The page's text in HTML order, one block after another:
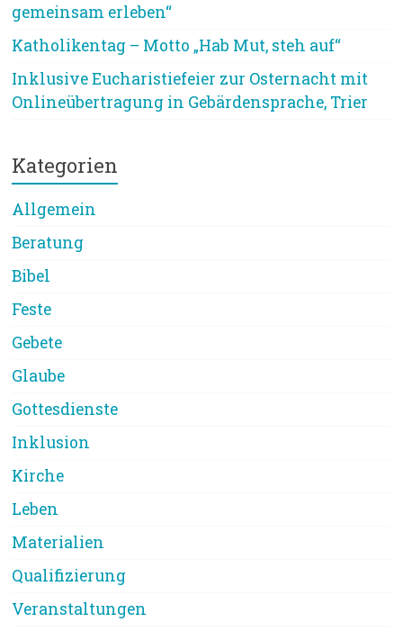
gemeinsam erleben“
Katholikentag – Motto „Hab Mut, steh auf“
Inklusive Eucharistiefeier zur Osternacht mit
Onlineübertragung in Gebärdensprache, Trier
Kategorien
Allgemein
Beratung
Bibel
Feste
Gebete
Glaube
Gottesdienste
Inklusion
Kirche
Leben
Materialien
Qualifizierung
Veranstaltungen